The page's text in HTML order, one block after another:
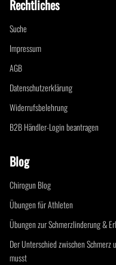
Rechtliches
Suche
Impressum
AGB
Datenschutzerklärung
Widerrufsbelehrung
B2B Händler-Login beantragen
Blog
Chirogun Blog
Übungen für Athleten
Übungen zur Schmerzlinderung &
Der Unterschied zwischen
musst